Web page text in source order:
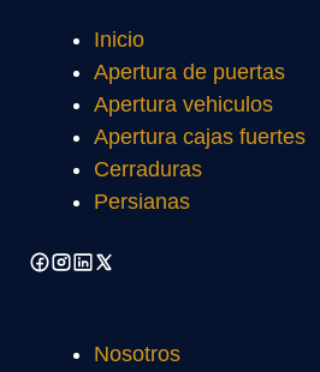
Inicio
Apertura de puertas
Apertura vehiculos
Apertura cajas fuertes
Cerraduras
Persianas
Nosotros